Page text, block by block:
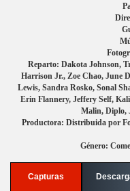
Reparto: Dakota Johnson,
Harrison Jr., Zoe Chao, June
Lewis, Sandra Rosko, Sonal
Erin Flannery, Jeffery Self,
Malin, Diplo,
Productora: Distribuida por
Género:
Capturas